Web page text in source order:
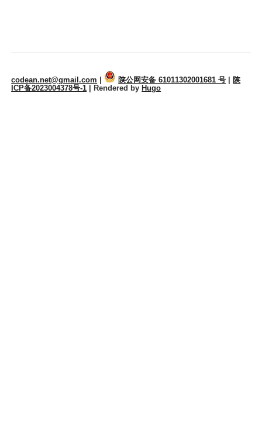
codean.net@gmail.com 陕公网安备 61011302001681 号
陕
ICP备2023004378号-1 | Rendered by Hugo